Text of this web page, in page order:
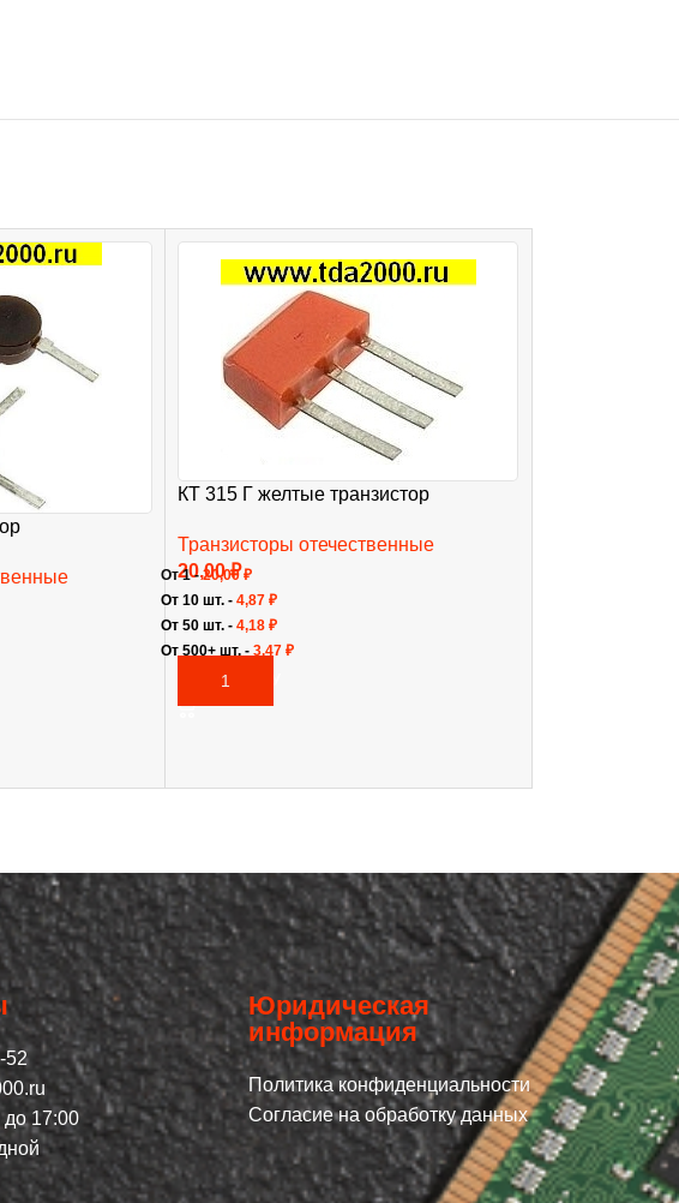
КТ 315 Г желтые транзистор
Транзисторы отечественные
20,00₽
В КОРЗИНУ
От 1 -20,00₽
От 10 шт. - 4,87 ₽
От 50 шт. - 4,18 ₽
От 500+ шт. - 3,47 ₽
52
до 17:00
Юридическая
информация
Политика конфиденциальности
Согласие на обработку данных